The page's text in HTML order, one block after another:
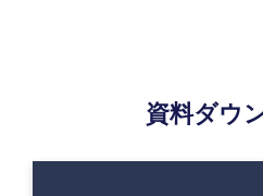
資料ダウ